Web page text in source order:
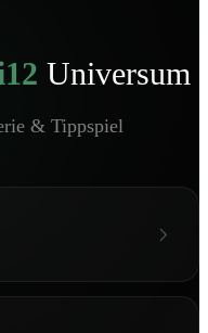
Universum
& Tippspiel